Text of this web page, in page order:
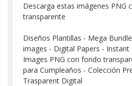
Descarga estas imágenes PNG
transparente
Diseños Plantillas - Mega
images - Digital Papers - Instant
Images PNG con fondo
para Cumpleaños - Colección
Trasparent Digital